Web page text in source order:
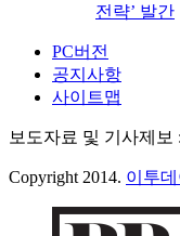
전략’ 발간
PC버전
공지사항
사이트맵
보도자료 및 기사제보
Copyright 2014. 이투데